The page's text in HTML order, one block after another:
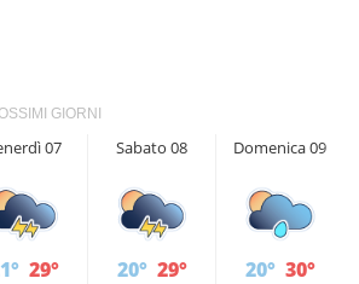
GIORNI
07
29°
Sabato 08
20° 29°
Domenica 09
20° 30°